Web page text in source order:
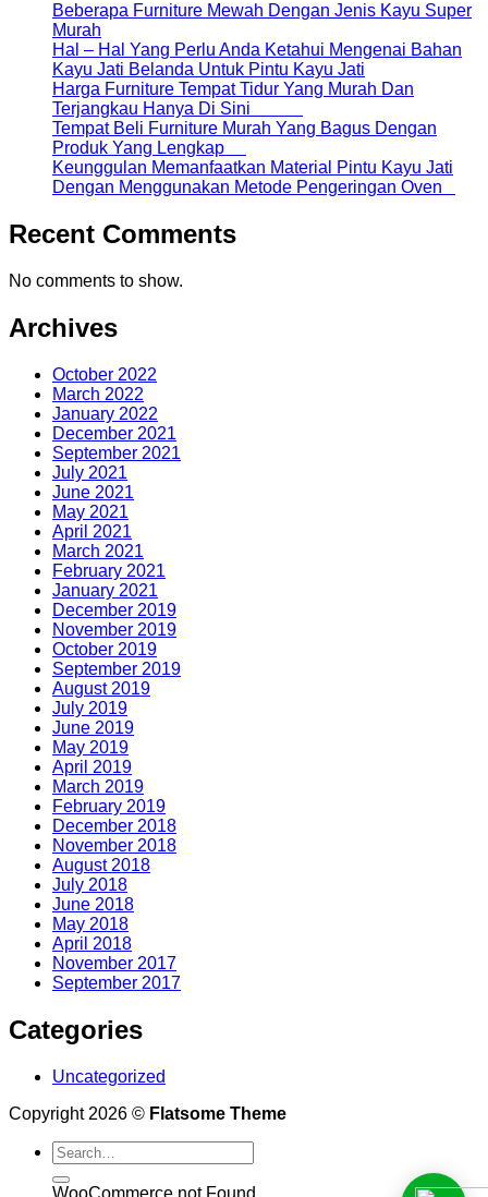
Beberapa Furniture Mewah Dengan Jenis Kayu Super
Murah
Hal – Hal Yang Perlu Anda Ketahui Mengenai Bahan
Kayu Jati Belanda Untuk Pintu Kayu Jati
Harga Furniture Tempat Tidur Yang Murah Dan
Terjangkau Hanya Di Sini
Tempat Beli Furniture Murah Yang Bagus Dengan
Produk Yang Lengkap
Keunggulan Memanfaatkan Material Pintu Kayu Jati
Dengan Menggunakan Metode Pengeringan Oven
Recent Comments
No comments to show.
Archives
October 2022
March 2022
January 2022
December 2021
September 2021
July 2021
June 2021
May 2021
April 2021
March 2021
February 2021
January 2021
December 2019
November 2019
October 2019
September 2019
August 2019
July 2019
June 2019
May 2019
April 2019
March 2019
February 2019
December 2018
November 2018
August 2018
July 2018
June 2018
May 2018
April 2018
November 2017
September 2017
Categories
Uncategorized
Copyright 2026 © Flatsome Theme
WooCommerce not Found